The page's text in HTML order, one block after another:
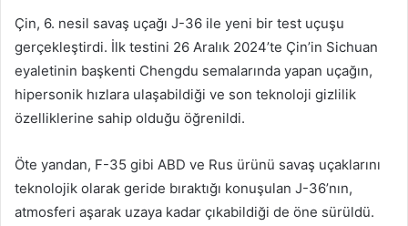
Çin, 6. nesil savaş uçağı J-36 ile yeni bir test uçuşu
gerçekleştirdi. İlk testini 26 Aralık 2024’te Çin’in Sichuan
eyaletinin başkenti Chengdu semalarında yapan uçağın,
hipersonik hızlara ulaşabildiği ve son teknoloji gizlilik
özelliklerine sahip olduğu öğrenildi.
Öte yandan, F-35 gibi ABD ve Rus ürünü savaş uçaklarını
teknolojik olarak geride bıraktığı konuşulan J-36’nın,
atmosferi aşarak uzaya kadar çıkabildiği de öne sürüldü.